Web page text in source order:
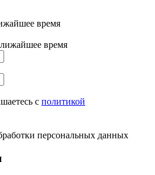
время
время
с политикой
персональных данных